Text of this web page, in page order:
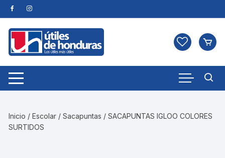
Skip
to
content
Inicio /Escolar /Sacapuntas / SACAPUNTAS IGLOO COLORES
SURTIDOS